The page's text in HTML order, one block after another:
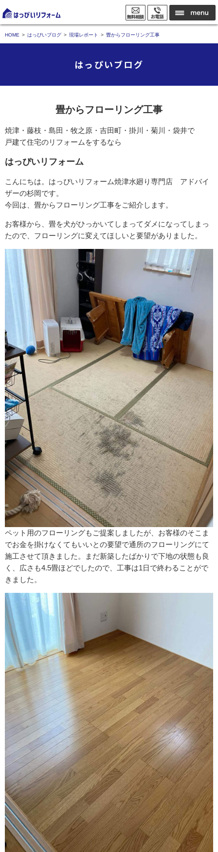
HOME はっぴいブログ 現場レポート 畳からフローリング工事
はっぴいブログ
畳からフローリング工事
焼津・藤枝・島田・牧之原・吉田町・掛川・菊川・袋井で
戸建て住宅のリフォームをするなら
はっぴいリフォーム
こんにちは。はっぴいリフォーム焼津水廻り専門店 アドバイ
ザーの杉岡です。
今回は、畳からフローリング工事をご紹介します。
お客様から、畳を犬がひっかいてしまってダメになってしまっ
たので、フローリングに変えてほしいと要望がありました。
ペット用のフローリングもご提案しましたが、お客様のそこま
でお金を掛けなくてもいいとの要望で通所のフローリングにて
施工させて頂きました。まだ新築したばかりで下地の状態も良
く、広さも4.5畳ほどでしたので、工事は1日で終わることがで
きました。